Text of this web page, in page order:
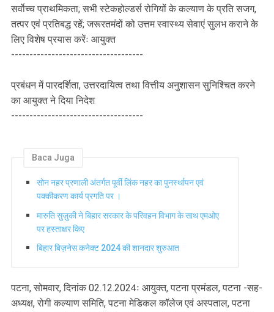
सर्वाेच्च प्राथमिकता; सभी स्टेकहोल्डर्स रोगियों के कल्याण के प्रति सजग,
तत्पर एवं प्रतिबद्ध रहें; जरूरतमंदों को उत्तम स्वास्थ्य सेवाएं सुलभ कराने के
लिए विशेष प्रयास करेंः आयुक्त
------------------------------------
प्रबंधन में पारदर्शिता, उत्तरदायित्व तथा वित्तीय अनुशासन सुनिश्चित करने
का आयुक्त ने दिया निदेश
------------------------------------
Baca Juga
सोन नहर प्रणाली अंतर्गत पूर्वी लिंक नहर का पुनर्स्थापन एवं
पक्कीकरण कार्य प्रगति पर ।
मारुति सुज़ुकी ने बिहार सरकार के परिवहन विभाग के साथ एमओए
पर हस्ताक्षर किए
बिहार बिज़नेस कनेक्ट 2024 की शानदार शुरुआत
पटना, सोमवार, दिनांक 02.12.2024ः आयुक्त, पटना प्रमंडल, पटना -सह-
अध्यक्ष, रोगी कल्याण समिति, पटना मेडिकल कॉलेज एवं अस्पताल, पटना